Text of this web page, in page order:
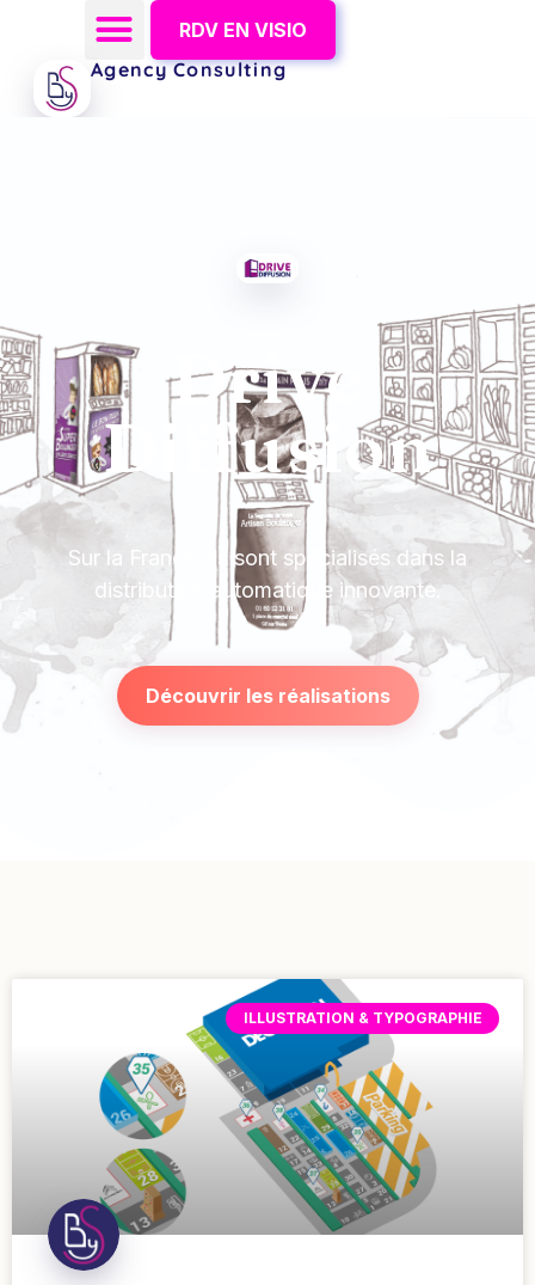
RDV EN VISIO
Agency Consulting
Drive
Diffusion
Sur la France, ils sont spécialisés dans la
distribution automatique innovante.
Découvrir les réalisations
ILLUSTRATION & TYPOGRAPHIE